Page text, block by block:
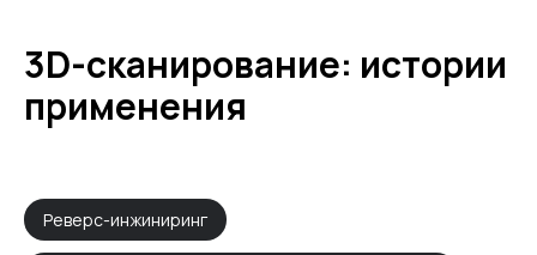
3D-сканирование: истории
применения
Реверс-инжиниринг